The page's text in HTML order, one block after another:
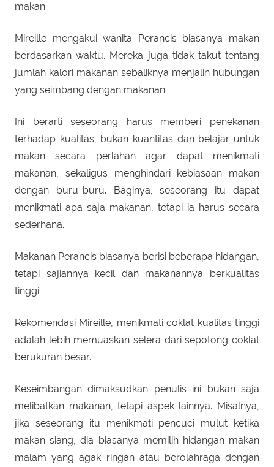
makan.
Mireille mengakui wanita Perancis biasanya makan
berdasarkan waktu. Mereka juga tidak takut tentang
jumlah kalori makanan sebaliknya menjalin hubungan
yang seimbang dengan makanan.
Ini berarti seseorang harus memberi penekanan
terhadap kualitas, bukan kuantitas dan belajar untuk
makan secara perlahan agar dapat menikmati
makanan, sekaligus menghindari kebiasaan makan
dengan buru-buru. Baginya, seseorang itu dapat
menikmati apa saja makanan, tetapi ia harus secara
sederhana.
Makanan Perancis biasanya berisi beberapa hidangan,
tetapi sajiannya kecil dan makanannya berkualitas
tinggi.
Rekomendasi Mireille, menikmati coklat kualitas tinggi
adalah lebih memuaskan selera dari sepotong coklat
berukuran besar.
Keseimbangan dimaksudkan penulis ini bukan saja
melibatkan makanan, tetapi aspek lainnya. Misalnya,
jika seseorang itu menikmati pencuci mulut ketika
makan siang, dia biasanya memilih hidangan makan
malam yang agak ringan atau berolahraga dengan